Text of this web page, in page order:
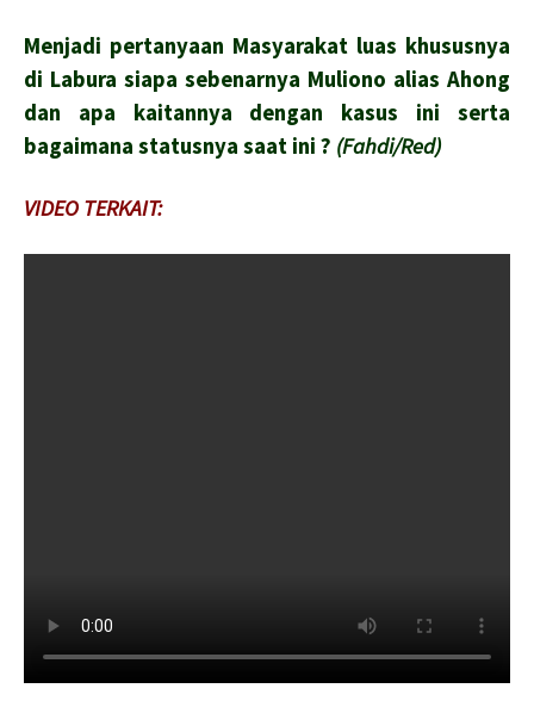
Menjadi pertanyaan Masyarakat luas khususnya
di Labura siapa sebenarnya Muliono alias Ahong
dan apa kaitannya dengan kasus ini serta
bagaimana statusnya saat ini ? (Fahdi/Red)
VIDEO TERKAIT: